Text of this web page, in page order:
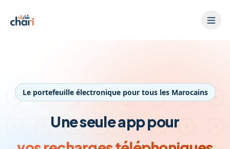
Le portefeuille électronique pour tous les Marocains
Une seule app pour